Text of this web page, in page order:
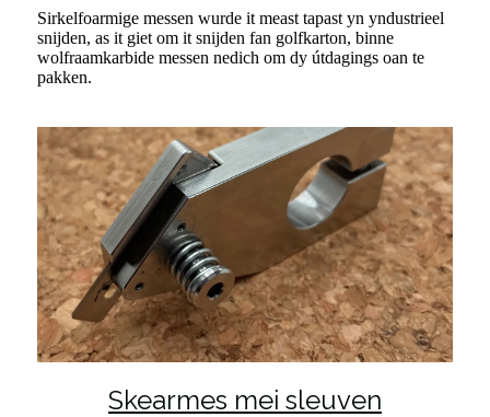
Sirkelfoarmige messen wurde it meast tapast yn yndustrieel
snijden, as it giet om it snijden fan golfkarton, binne
wolfraamkarbide messen nedich om dy útdagings oan te
pakken.
Skearmes mei sleuven